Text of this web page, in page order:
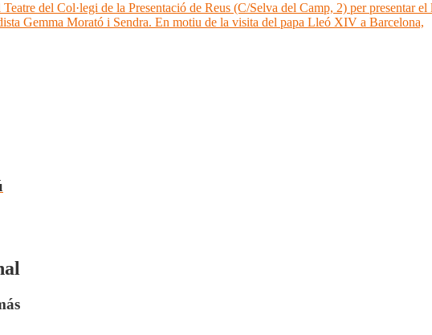
del Col·legi de la Presentació de Reus (C/Selva del Camp, 2) per presentar el
Gemma Morató i Sendra. En motiu de la visita del papa Lleó XIV a Barcelona,